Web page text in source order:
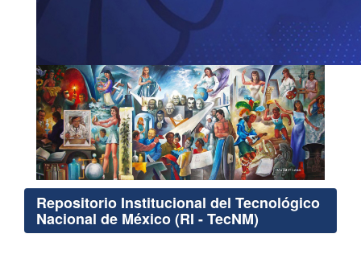
Repositorio Institucional del Tecnológico
Nacional de México (RI - TecNM)